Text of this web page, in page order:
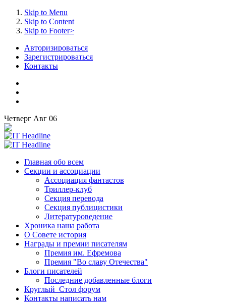
Skip to Menu
Skip to Content
Skip to Footer>
Авторизироваться
Зарегистрироваться
Контакты
Четверг Авг 06
Главная обо всем
Секции и ассоциации
Ассоциация фантастов
Триллер-клуб
Секция перевода
Секция публицистики
Литературоведение
Хроника наша работа
О Совете история
Награды и премии писателям
Премия им. Ефремова
Премия "Во славу Отечества"
Блоги писателей
Последние добавленные блоги
Круглый_Стол форум
Контакты написать нам